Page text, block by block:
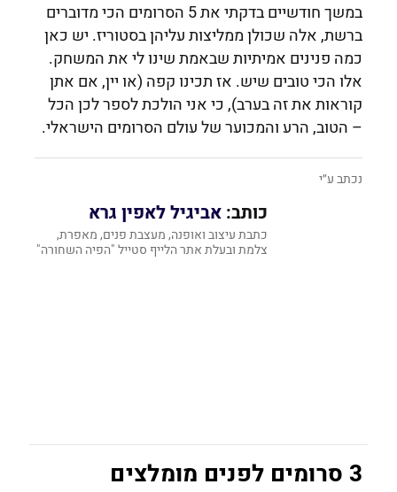
במשך חודשיים בדקתי את 5 הסרומים הכי מדוברים
ברשת, אלה שכולן ממליצות עליהן בסטוריז. יש כאן
כמה פנינים אמיתיות שבאמת שינו לי את המשחק.
אלו הכי טובים שיש. אז תכינו קפה (או יין, אם אתן
קוראות את זה בערב), כי אני הולכת לספר לכן הכל
– הטוב, הרע והמכוער של עולם הסרומים הישראלי.
נכתב ע״י
כותב: אביגיל לאפין גרא
כתבת עיצוב ואופנה, מעצבת פנים, מאפרת,
צלמת ובעלת אתר הלייף סטייל "הפיה השחורה"
3 סרומים לפנים מומלצים